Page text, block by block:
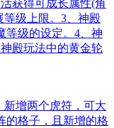
获得可成长属性(角
级上限。3、神殿
等级的设定。4、神
殿玩法中的黄金轮
新增两个虎符，可大
的格子，且新增的格